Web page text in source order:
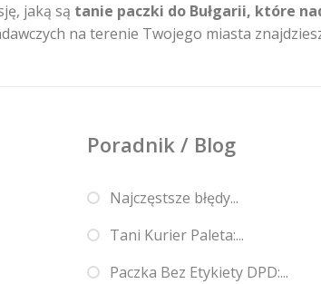
jaką są tanie paczki do Bułgarii, które
na terenie Twojego miasta
Poradnik / Blog
Najczęstsze błędy...
Tani Kurier Paleta:...
Paczka Bez Etykiety DPD:...